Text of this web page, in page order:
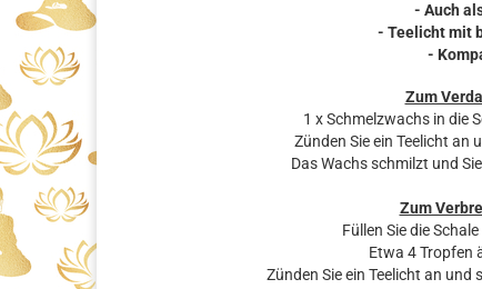
- Auch
- Teelicht mit
-
Zum
1 x Schmelzwachs in die
Zünden Sie ein Teelicht an
Das Wachs schmilzt und
Zum
Füllen Sie die
Etwa 4 Tropfen
Zünden Sie ein Teelicht an und